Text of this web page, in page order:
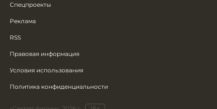
Спецпроекты
Реклама
RSS
Правовая информация
Условия использования
Политика конфиденциальности